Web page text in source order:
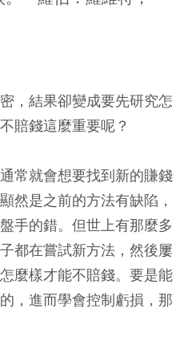
，結果卻變成要先研究怎
賠錢這麼重要呢？
常就會想要找到新的賺錢
然是之前的方法有缺陷，
手的錯。但世上有那麼多
都在嘗試新方法，然後屢
麼樣才能不賠錢。要是能
，進而學會控制虧損，那